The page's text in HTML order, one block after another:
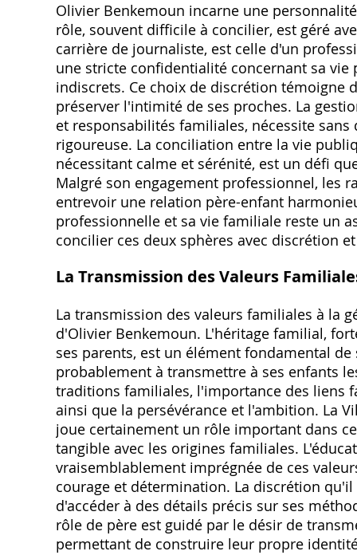
Olivier Benkemoun incarne une
rôle, souvent difficile à concilier, est géré
carrière de journaliste, est celle d'un
une stricte confidentialité concernant sa
indiscrets. Ce choix de discrétion témoigne
préserver l'intimité de ses proches. La
et responsabilités familiales, nécessite
rigoureuse. La conciliation entre la vie
nécessitant calme et sérénité, est un défi
Malgré son engagement professionnel, les
entrevoir une relation père-enfant
professionnelle et sa vie familiale reste un
concilier ces deux sphères avec discrétion
La Transmission des Valeurs
La transmission des valeurs familiales à la
d'Olivier Benkemoun. L'héritage familial,
ses parents, est un élément fondamental
probablement à transmettre à ses enfants
traditions familiales, l'importance des liens
ainsi que la persévérance et l'ambition. La
joue certainement un rôle important dans
tangible avec les origines familiales.
vraisemblablement imprégnée de ces
courage et détermination. La discrétion
d'accéder à des détails précis sur ses
rôle de père est guidé par le désir de
permettant de construire leur propre